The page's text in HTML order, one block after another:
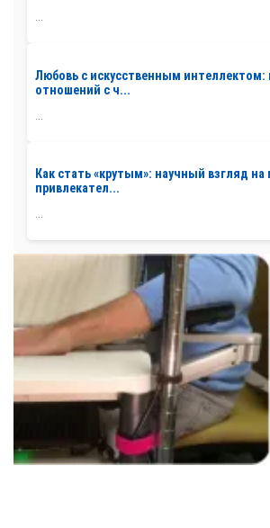
...
Любовь с искусственным интеллектом:
отношений с ч...
Как стать «крутым»: научный взгляд на
привлекател...
...